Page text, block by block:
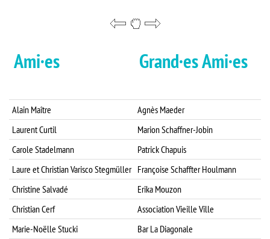
Ami·es Grand·es Ami·es
Alain Maître Agnès Maeder
Laurent Curtil
Marion Schaffner-Jobin
Carole Stadelmann
Patrick Chapuis
Laure et Christian Varisco Stegmüller Françoise Schaffter Houlmann
Christine Salvadé
Erika Mouzon
Christian Cerf
Association Vieille Ville
Marie-Noëlle Stucki
Bar La Diagonale